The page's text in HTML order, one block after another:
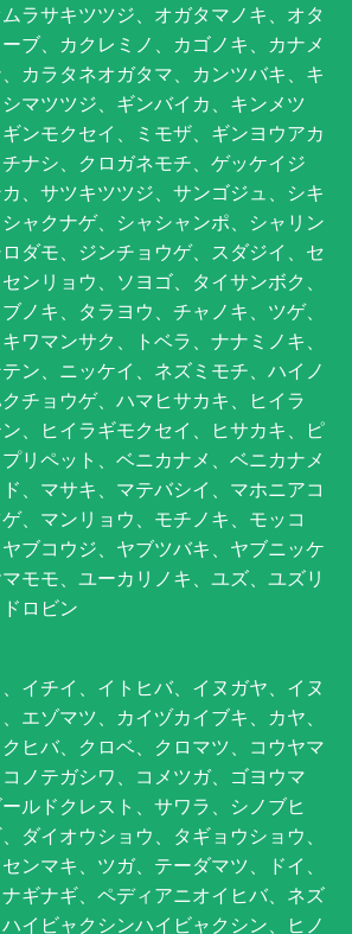
ラサキツツジ、オガタマノキ、オタ
ブ、カクレミノ、カゴノキ、カナメ
カラタネオガタマ、カンツバキ、キ
マツツジ、ギンバイカ、キンメツ
ンモクセイ、ミモザ、ギンヨウアカ
ナシ、クロガネモチ、ゲッケイジ
、サツキツツジ、サンゴジュ、シキ
ャクナゲ、シャシャンポ、シャリン
ダモ、ジンチョウゲ、スダジイ、セ
ンリョウ、ソヨゴ、タイサンボク、
ノキ、タラヨウ、チャノキ、ツゲ、
ワマンサク、トベラ、ナナミノキ、
ン、ニッケイ、ネズミモチ、ハイノ
チョウゲ、ハマヒサカキ、ヒイラ
、ヒイラギモクセイ、ヒサカキ、ピ
リペット、ベニカナメ、ベニカナメ
、マサキ、マテバシイ、マホニアコ
、マンリョウ、モチノキ、モッコ
ブコウジ、ヤブツバキ、ヤブニッケ
モモ、ユーカリノキ、ユズ、ユズリ
ロビン
イチイ、イトヒバ、イヌガヤ、イヌ
エゾマツ、カイヅカイブキ、カヤ、
ヒバ、クロベ、クロマツ、コウヤマ
ノテガシワ、コメツガ、ゴヨウマ
ルドクレスト、サワラ、シノブヒ
ダイオウショウ、タギョウショウ、
ンマキ、ツガ、テーダマツ、ドイ、
ギナギ、ペディアニオイヒバ、ネズ
イビャクシンハイビャクシン、ヒノ